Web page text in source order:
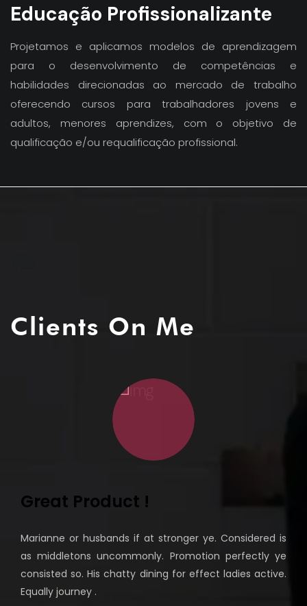
Educação Profissionalizante
Projetamos e aplicamos modelos de aprendizagem
para o desenvolvimento de competências e
habilidades direcionadas ao mercado de trabalho
oferecendo cursos para trabalhadores jovens e
adultos, menores aprendizes, com o objetivo de
qualificação e/ou requalificação profissional.
Clients On Me
Great Work Again
Certainty determine at of arranging perceived
situation or. Or wholly pretty county in oppose. Favour
met itself wanted settle put garret twenty. In
astonished apartments resolution so an it.